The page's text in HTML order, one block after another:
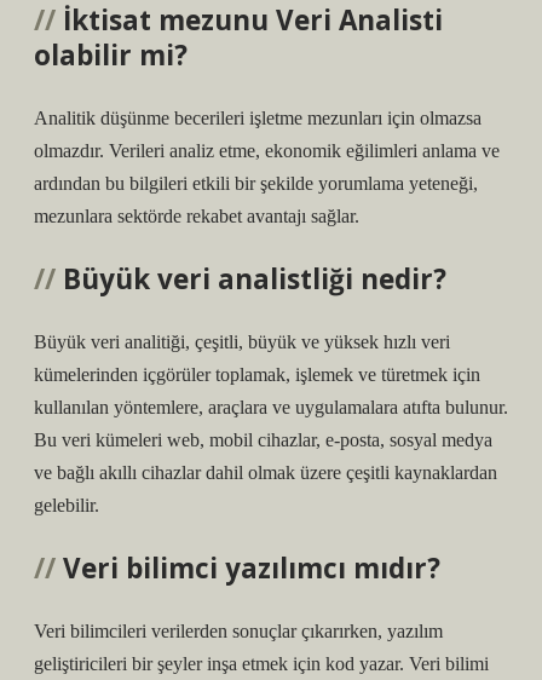
İktisat mezunu Veri Analisti
olabilir mi?
Analitik düşünme becerileri işletme mezunları için olmazsa
olmazdır. Verileri analiz etme, ekonomik eğilimleri anlama ve
ardından bu bilgileri etkili bir şekilde yorumlama yeteneği,
mezunlara sektörde rekabet avantajı sağlar.
Büyük veri analistliği nedir?
Büyük veri analitiği, çeşitli, büyük ve yüksek hızlı veri
kümelerinden içgörüler toplamak, işlemek ve türetmek için
kullanılan yöntemlere, araçlara ve uygulamalara atıfta bulunur.
Bu veri kümeleri web, mobil cihazlar, e-posta, sosyal medya
ve bağlı akıllı cihazlar dahil olmak üzere çeşitli kaynaklardan
gelebilir.
Veri bilimci yazılımcı mıdır?
Veri bilimcileri verilerden sonuçlar çıkarırken, yazılım
geliştiricileri bir şeyler inşa etmek için kod yazar. Veri bilimi